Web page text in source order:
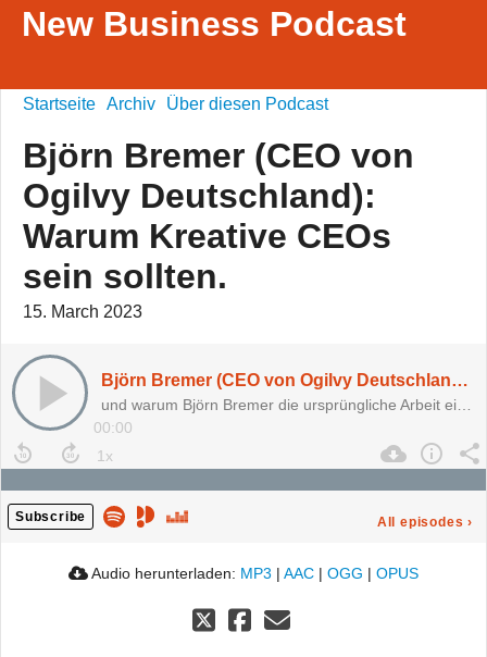
New Business Podcast
Startseite Archiv Über diesen Podcast
Björn Bremer (CEO von
Ogilvy Deutschland):
Warum Kreative CEOs
sein sollten.
15. March 2023
Björn Bremer (CEO von Ogilvy Deutschland): Warum Kreative CEOs sein sollten.
00:00
Subscribe All episodes ›
Audio herunterladen: MP3 | AAC | OGG | OPUS